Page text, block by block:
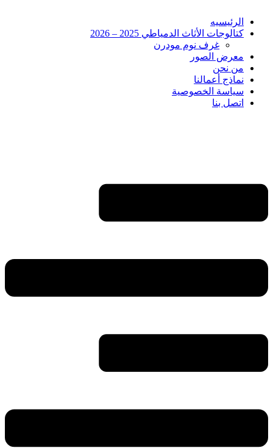
الرئيسيه
كتالوجات الأثاث الدمياطي 2025 – 2026
غرف نوم مودرن
معرض الصور
من نحن
نماذج أعمالنا
سياسة الخصوصية
اتصل بنا